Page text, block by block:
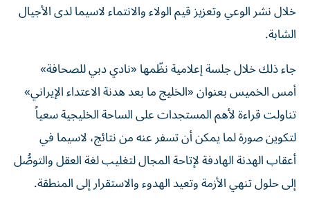
خلال نشر الوعي وتعزيز قيم الولاء والانتماء لاسيما لدى الأجيال
الشابة.
جاء ذلك خلال جلسة إعلامية نظّمها «نادي دبي للصحافة»
أمس الخميس بعنوان «الخليج ما بعد هدنة الاعتداء الإيراني»
تناولت قراءة لأهم المستجدات على الساحة الخليجية سعياً
لتكوين صورة لما يمكن أن تسفر عنه من نتائج، لاسيما في
أعقاب الهدنة الهادفة لإتاحة المجال لتغليب لغة العقل والتوصُّل
إلى حلول تنهي الأزمة وتعيد الهدوء والاستقرار إلى المنطقة.